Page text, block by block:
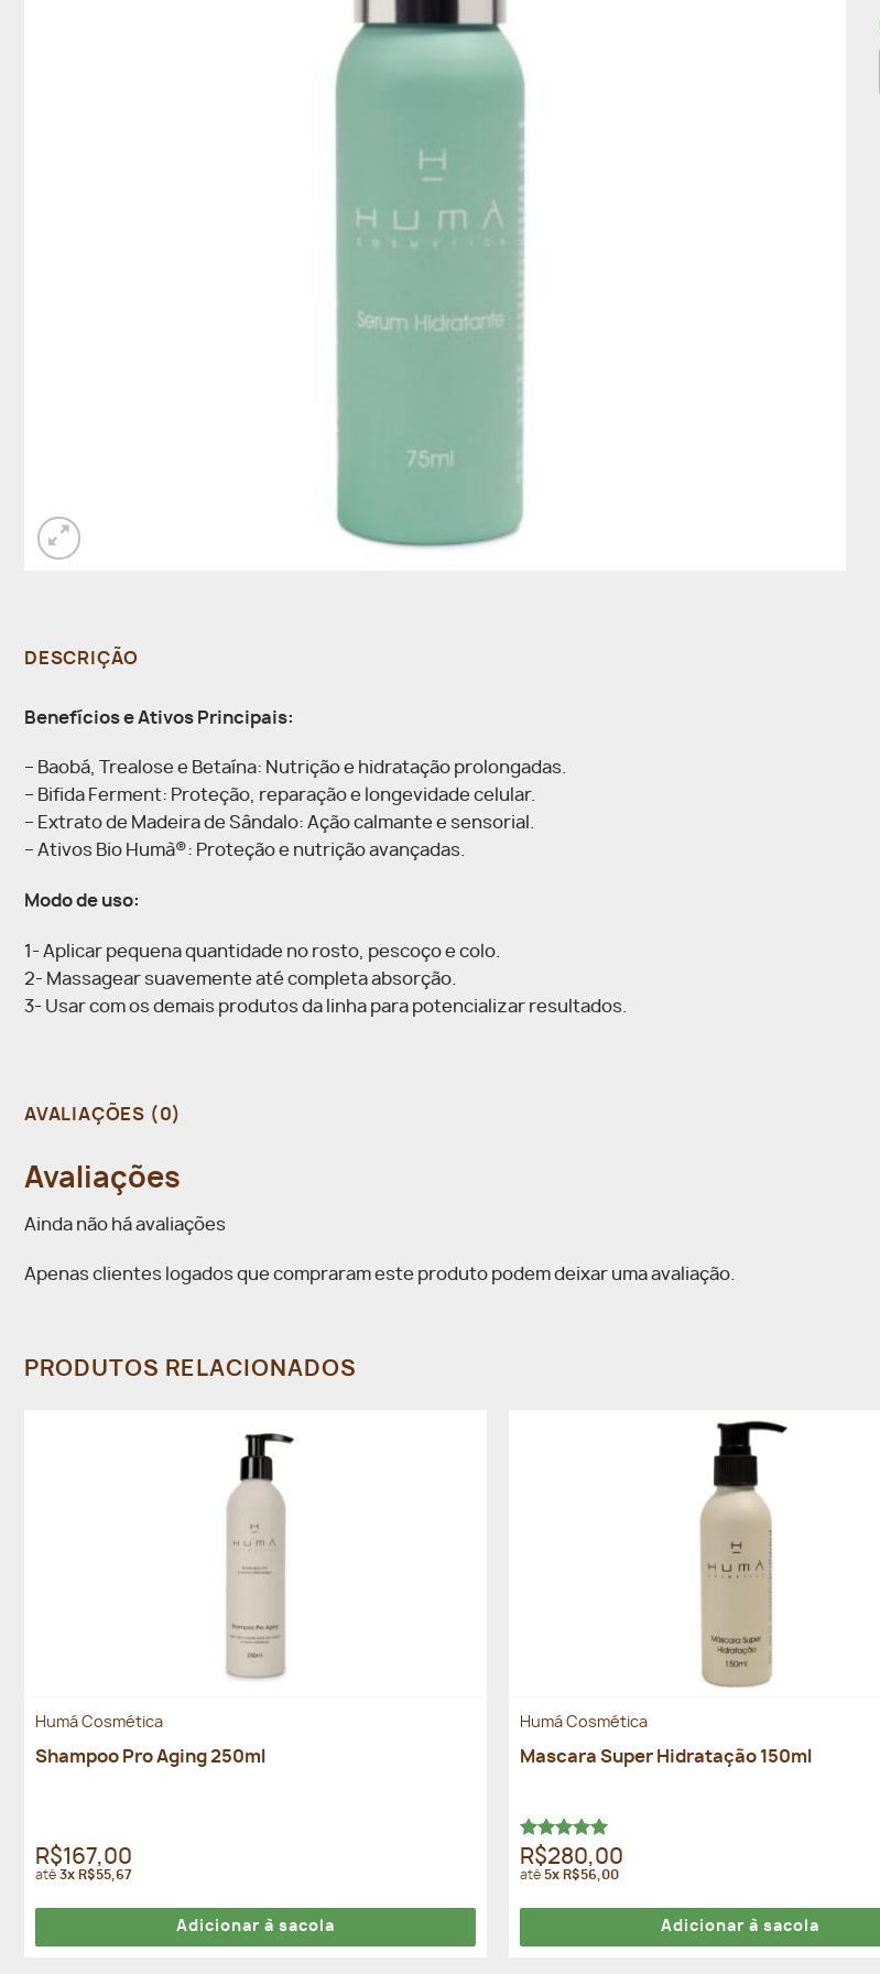
DESCRIÇÃO
Benefícios e Ativos Principais:
– Baobá, Trealose e Betaína: Nutrição e hidratação prolongadas.
– Bifida Ferment: Proteção, reparação e longevidade celular.
– Extrato de Madeira de Sândalo: Ação calmante e sensorial.
– Ativos Bio Humà®: Proteção e nutrição avançadas.
Modo de uso:
1- Aplicar pequena quantidade no rosto, pescoço e colo.
2- Massagear suavemente até completa absorção.
3- Usar com os demais produtos da linha para potencializar resultados.
AVALIAÇÕES (0)
Avaliações
Ainda não há avaliações
Apenas clientes logados que compraram este produto podem deixar uma avaliação.
PRODUTOS RELACIONADOS
Humá Cosmética
Shampoo Pro Aging 250ml
R$167,00
até3x R$55,67
Adicionar à sacola
Humá Cosmética
Mascara Super Hidratação 150ml
Avaliação
5.00de 5
R$280,00
até5x R$56,00
Adicionar à sacola